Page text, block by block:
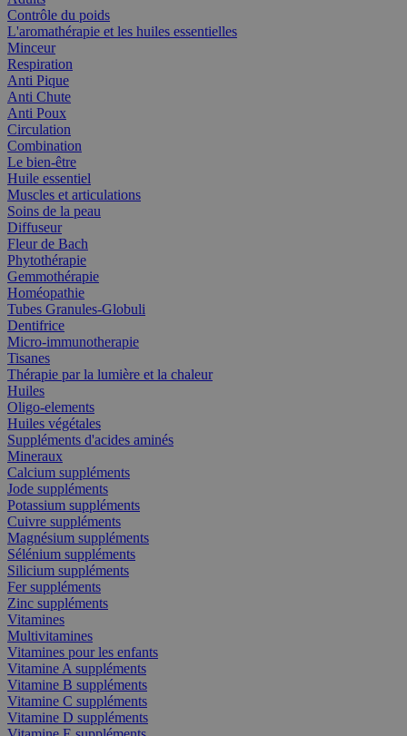
Contrôle du poids
L'aromathérapie et les huiles essentielles
Minceur
Respiration
Anti Pique
Anti Chute
Anti Poux
Circulation
Combination
Le bien-être
Huile essentiel
Muscles et articulations
Soins de la peau
Diffuseur
Fleur de Bach
Phytothérapie
Gemmothérapie
Homéopathie
Tubes Granules-Globuli
Dentifrice
Micro-immunotherapie
Tisanes
Thérapie par la lumière et la chaleur
Huiles
Oligo-elements
Huiles végétales
Suppléments d'acides aminés
Mineraux
Calcium suppléments
Jode suppléments
Potassium suppléments
Cuivre suppléments
Magnésium suppléments
Sélénium suppléments
Silicium suppléments
Fer suppléments
Zinc suppléments
Vitamines
Multivitamines
Vitamines pour les enfants
Vitamine A suppléments
Vitamine B suppléments
Vitamine C suppléments
Vitamine D suppléments